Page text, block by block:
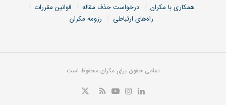
همکاری با مکران درخواست حذف مقاله
قوانین مقررات
راه‌های ارتباطی
رزومه مکران
تمامی حقوق برای مکران محفوظ است